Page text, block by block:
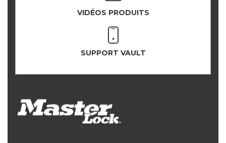
VIDÉOS PRODUITS
SUPPORT VAULT